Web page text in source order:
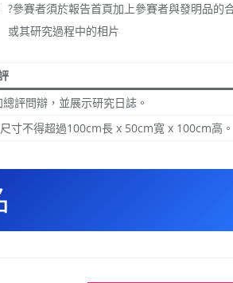
?參賽者須於報告首頁加上參賽者與發明品的
或其研究過程中的相片
評問辯，並展示研究日誌。
寸不得超過100cm長 x 50cm寬 x 100cm高。